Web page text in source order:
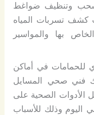
وسحب وتنظيف ضواغط
كشف تسربات المياه
بها والمواسير
للحمامات في أماكن
فني صحي المسايل
الأدوات الصحية على
مدار 24 ساعة في اليوم وذلك للأسباب